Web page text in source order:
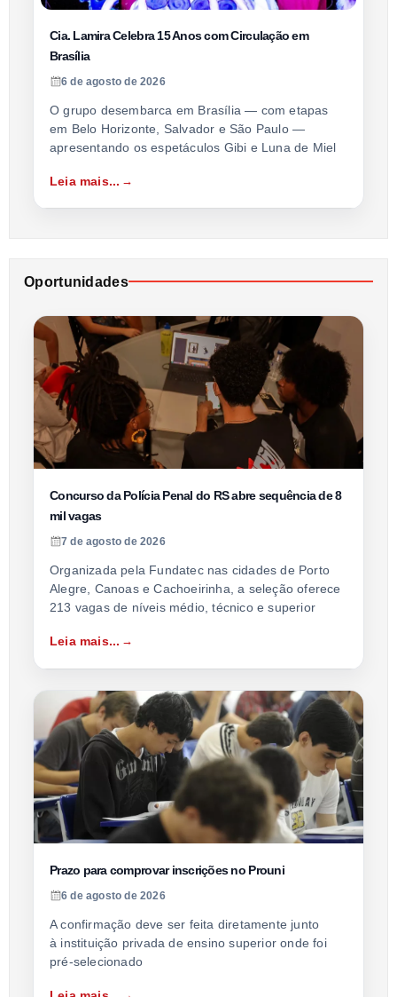
Cia. Lamira Celebra 15 Anos com Circulação em
Brasília
6 de agosto de 2026
O grupo desembarca em Brasília — com etapas
em Belo Horizonte, Salvador e São Paulo —
apresentando os espetáculos Gibi e Luna de Miel
Leia mais...
Oportunidades
Concurso da Polícia Penal do RS abre sequência de 8
mil vagas
7 de agosto de 2026
Organizada pela Fundatec nas cidades de Porto
Alegre, Canoas e Cachoeirinha, a seleção oferece
213 vagas de níveis médio, técnico e superior
Leia mais...
Prazo para comprovar inscrições no Prouni
6 de agosto de 2026
A confirmação deve ser feita diretamente junto
à instituição privada de ensino superior onde foi
pré-selecionado